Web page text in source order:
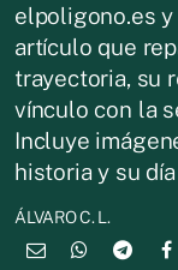
elpoligono.es
artículo que
trayectoria, su
vínculo con la
Incluye
historia y su día
ÁLVARO C. L.